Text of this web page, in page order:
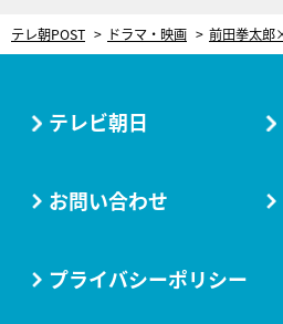
テレ朝POST ドラマ・映画
テレビ朝日
お問い合わせ
プライバシーポリシー